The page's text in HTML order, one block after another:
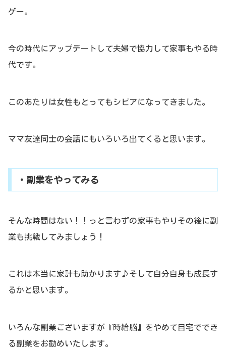
ゲー。
今の時代にアップデートして夫婦で協力して家事もやる時
代です。
このあたりは女性もとってもシビアになってきました。
ママ友達同士の会話にもいろいろ出てくると思います。
・副業をやってみる
そんな時間はない！！っと言わずの家事もやりその後に副
業も挑戦してみましょう！
これは本当に家計も助かります♪そして自分自身も成長す
るかと思います。
いろんな副業ございますが『時給脳』をやめて自宅ででき
る副業をお勧めいたします。